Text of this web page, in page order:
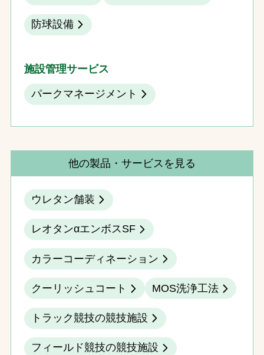
防球設備
施設管理サービス
パークマネージメント
他の製品・サービスを見る
ウレタン舗装
レオタンαエンボスSF
カラーコーディネーション
クーリッシュコート MOS洗浄工法
トラック競技の競技施設
フィールド競技の競技施設